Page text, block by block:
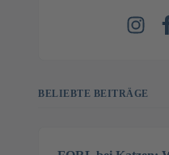
BELIEBTE BEITRÄGE